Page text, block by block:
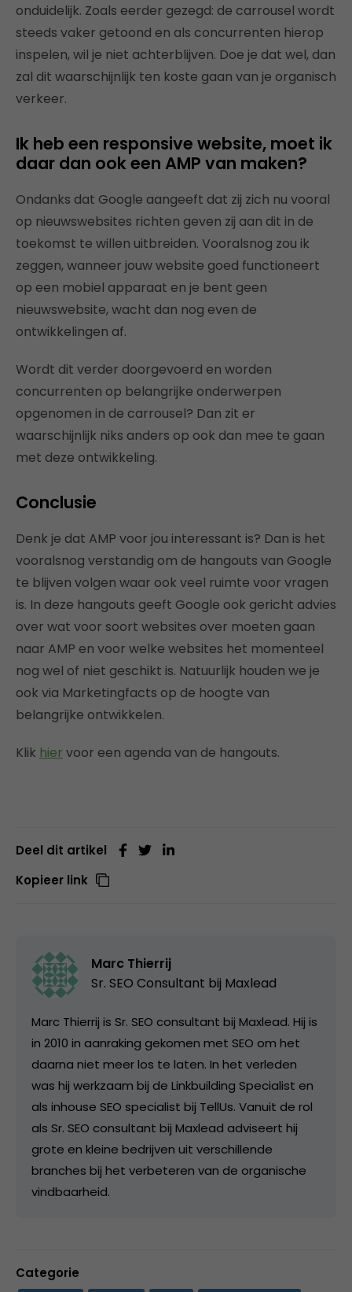
onduidelijk. Zoals eerder gezegd: de carrousel wordt
steeds vaker getoond en als concurrenten hierop
inspelen, wil je niet achterblijven. Doe je dat wel, dan
zal dit waarschijnlijk ten koste gaan van je organisch
verkeer.
Ik heb een responsive website, moet ik
daar dan ook een AMP van maken?
Ondanks dat Google aangeeft dat zij zich nu vooral
op nieuwswebsites richten geven zij aan dit in de
toekomst te willen uitbreiden. Vooralsnog zou ik
zeggen, wanneer jouw website goed functioneert
op een mobiel apparaat en je bent geen
nieuwswebsite, wacht dan nog even de
ontwikkelingen af.
Wordt dit verder doorgevoerd en worden
concurrenten op belangrijke onderwerpen
opgenomen in de carrousel? Dan zit er
waarschijnlijk niks anders op ook dan mee te gaan
met deze ontwikkeling.
Conclusie
Denk je dat AMP voor jou interessant is? Dan is het
vooralsnog verstandig om de hangouts van Google
te blijven volgen waar ook veel ruimte voor vragen
is. In deze hangouts geeft Google ook gericht advies
over wat voor soort websites over moeten gaan
naar AMP en voor welke websites het momenteel
nog wel of niet geschikt is. Natuurlijk houden we je
ook via Marketingfacts op de hoogte van
belangrijke ontwikkelen.
Klik hier voor een agenda van de hangouts.
Deel dit artikel
Kopieer link
Marc Thierrij
Sr. SEO Consultant bij Maxlead
Marc Thierrij is Sr. SEO consultant bij Maxlead. Hij is
in 2010 in aanraking gekomen met SEO om het
daarna niet meer los te laten. In het verleden
was hij werkzaam bij de Linkbuilding Specialist en
als inhouse SEO specialist bij TellUs. Vanuit de rol
als Sr. SEO consultant bij Maxlead adviseert hij
grote en kleine bedrijven uit verschillende
branches bij het verbeteren van de organische
vindbaarheid.
Categorie